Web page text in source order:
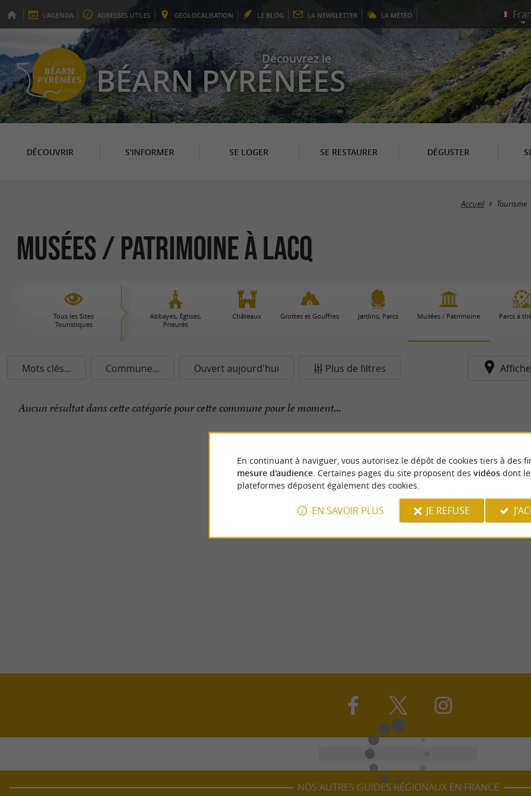
L'AGENDA ADRESSES UTILES GEOLOCALISATION LE BLOG LA NEWSLETTER LA MÉTÉO
Découvrez le
BÉARN PYRÉNÉES
DÉCOUVRIR S'INFORMER SE LOGER SE RESTAURER DÉGUSTER
Accueil Tourisme
Musées / Patrimoine à Lacq
Tous les Sites
Touristiques
Abbayes, Églises,
Prieurés
Châteaux Grottes et Gouffres Jardins, Parcs Musées / Patrimoine Parcs à
Mots clés... Commune... Ouvert aujourd'hui Plus de filtres
Aucun résultat dans cette catégorie pour cette commune pour le moment...
NOS AUTRES GUIDES RÉGIONAUX EN FRANCE
En continuant à naviguer, vous autorisez le dépôt de cookies tiers à des
mesure d'audience. Certaines pages du site proposent des vidéosdont
plateformes déposent également des cookies.
EN SAVOIR PLUS JE REFUSE